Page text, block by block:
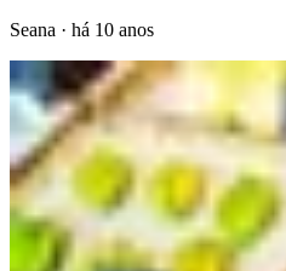
Seana · há 10 anos